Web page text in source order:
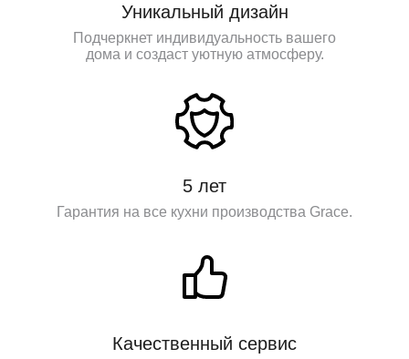
Уникальный дизайн
Подчеркнет индивидуальность вашего
дома и создаст уютную атмосферу.
5 лет
Гарантия на все кухни производства Grace.
Качественный сервис